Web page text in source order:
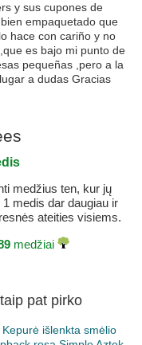
y sus cupones de
empaquetado que
hace con cariño y no
es bajo mi punto de
pequeñas ,pero a la
a dudas Gracias
medžius ten, kur jų
medis dar daugiau ir
ateities visiems.
medžiai
pat pirko